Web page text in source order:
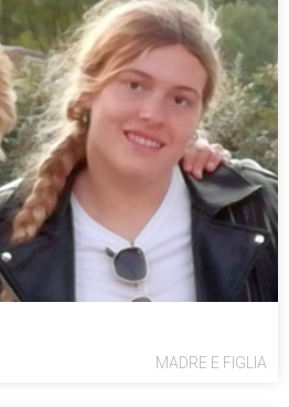
MADRE E FIGLIA